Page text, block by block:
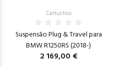
Cartuchos
Suspensão Plug & Travel para
BMW R1250RS (2018-)
2 169,00 €